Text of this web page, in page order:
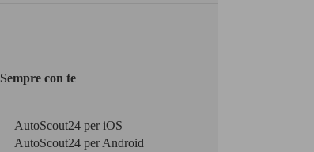
Sempre con te
AutoScout24 per iOS
AutoScout24 per Android